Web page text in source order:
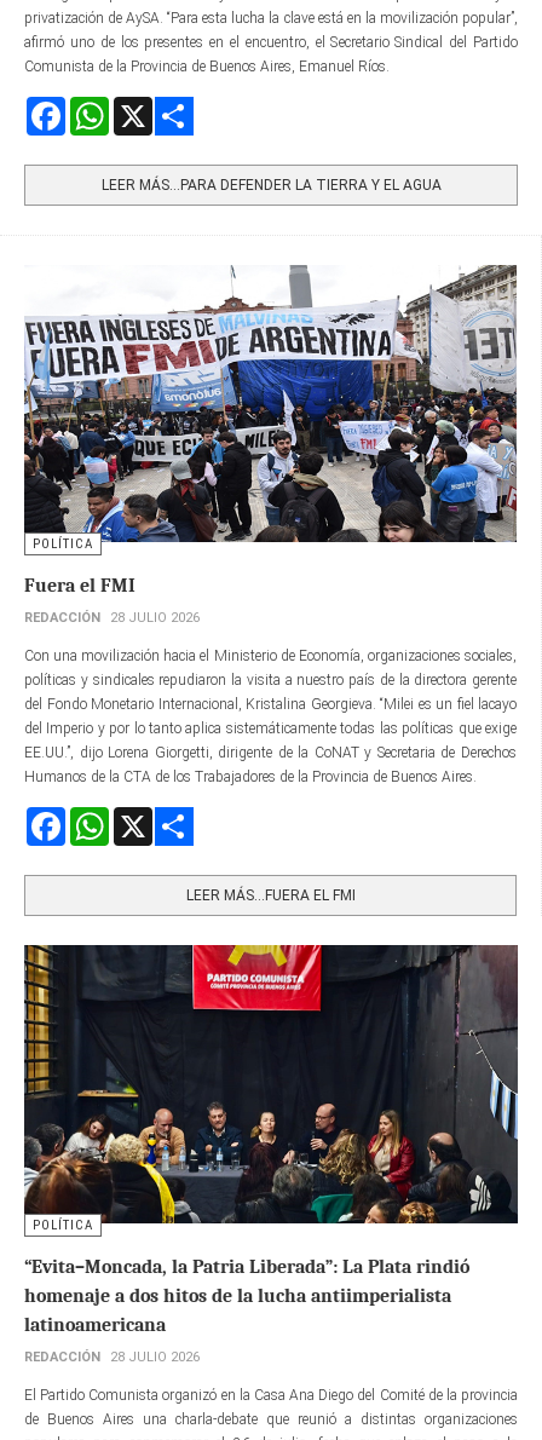
privatización de AySA. “Para esta lucha la clave está en la movilización popular”,
afirmó uno de los presentes en el encuentro, el Secretario Sindical del Partido
Comunista de la Provincia de Buenos Aires, Emanuel Ríos.
FacebookWhatsApp
LEER MÁS…PARA DEFENDER LA TIERRA Y EL AGUA
POLÍTICA
Fuera el FMI
REDACCIÓN 28 JULIO 2026
Con una movilización hacia el Ministerio de Economía, organizaciones sociales,
políticas y sindicales repudiaron la visita a nuestro país de la directora gerente​
del Fondo Monetario Internacional, Kristalina Georgieva. “Milei es un fiel lacayo
del Imperio y por lo tanto aplica sistemáticamente todas las políticas que exige
EE.UU.”, dijo Lorena Giorgetti, dirigente de la CoNAT y Secretaria de Derechos
Humanos de la CTA de los Trabajadores de la Provincia de Buenos Aires.
FacebookWhatsApp
LEER MÁS…FUERA EL FMI
POLÍTICA
“Evita–Moncada, la Patria Liberada”: La Plata rindió
homenaje a dos hitos de la lucha antiimperialista
latinoamericana
REDACCIÓN 28 JULIO 2026
El Partido Comunista organizó en la Casa Ana Diego del Comité de la provincia
de Buenos Aires una charla-debate que reunió a distintas organizaciones